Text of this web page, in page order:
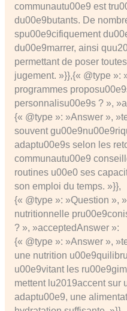
communautu00e9 est
du00e9butants. De
spu00e9cifiquement
du00e9marrer, ainsi
permettant de poser
jugement. »}},{« @type »:
programmes
personnalisu00e9s ? »,
{« @type »: »Answer »,
souvent
adaptu00e9s selon les
communautu00e9
routines u00e0 ses
son emploi du temps. »}},
{« @type »: »Question »,
nutritionnelle
? », »acceptedAnswer »:
{« @type »: »Answer »,
une nutrition
u00e9vitant les
mettent lu2019accent sur
adaptu00e9, une